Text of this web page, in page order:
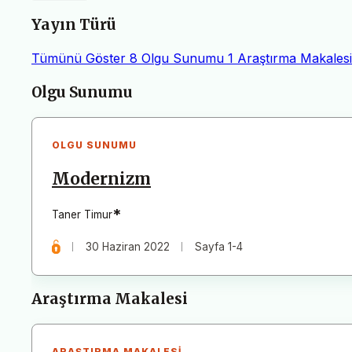
Yayın Türü
Tümünü Göster 8 Olgu Sunumu 1 Araştırma Makalesi
Makaleler
Olgu Sunumu
OLGU SUNUMU
Modernizm
Taner Timur*
30 Haziran 2022 Sayfa 1-4
Araştırma Makalesi